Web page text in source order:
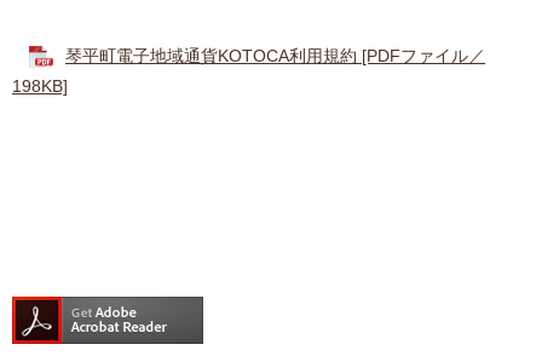
琴平町電子地域通貨KOTOCA利用規約 [PDFファイル／
198KB]